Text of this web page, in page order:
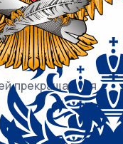
правах и
своих
прекращаются